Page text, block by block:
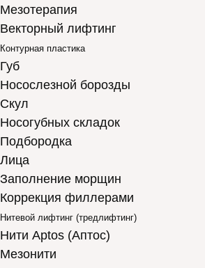
Мезотерапия
Векторный лифтинг
Контурная пластика
Губ
Носослезной борозды
Скул
Носогубных складок
Подбородка
Лица
Заполнение морщин
Коррекция филлерами
Нитевой лифтинг (тредлифтинг)
Нити Aptos (Аптос)
Мезонити